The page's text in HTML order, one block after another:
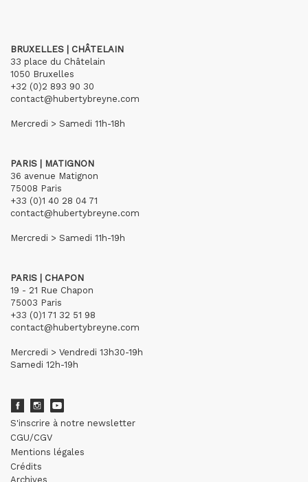
BRUXELLES | CHÂTELAIN
33 place du Châtelain
1050 Bruxelles
+32 (0)2 893 90 30
contact@hubertybreyne.com
Mercredi > Samedi 11h-18h
PARIS | MATIGNON
36 avenue Matignon
75008 Paris
+33 (0)1 40 28 04 71
contact@hubertybreyne.com
Mercredi > Samedi 11h-19h
PARIS | CHAPON
19 - 21 Rue Chapon
75003 Paris
+33 (0)1 71 32 51 98
contact@hubertybreyne.com
Mercredi > Vendredi 13h30-19h
Samedi 12h-19h
S'inscrire à notre newsletter
CGU/CGV
Mentions légales
Crédits
Archives